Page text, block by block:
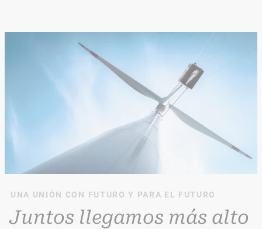
UNA UNIÓN CON FUTURO Y PARA EL FUTURO
Juntos llegamos más alto